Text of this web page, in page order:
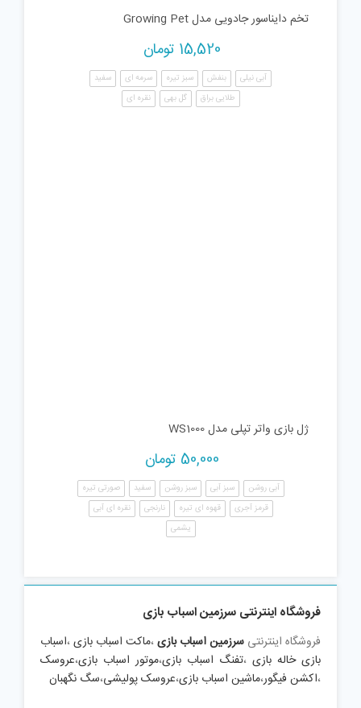
تخم دایناسور جادویی مدل Growing Pet
15,520 تومان
آبی نیلی بنفش سبز تیره سرمه ای
سفید
طلایی براق
گل بهی نقره ای
ژل بازی واتر تپلی مدل WS1000
50,000 تومان
آبی روشن سبز آبی سبز روشن سفید
صورتی تیره
قرمز آجری
قهوه ای تیره نارنجی
نقره ای آبی
یشمی
فروشگاه اینترنتی سرزمین اسباب بازی
فروشگاه اینترنتی سرزمین اسباب بازی،ماکت اسباب بازی،اسباب
بازی خاله بازی ،تفنگ اسباب بازی،موتور اسباب بازی،عروسک
،اکشن فیگور،ماشین اسباب بازی،عروسک پولیشی،سگ نگهبان